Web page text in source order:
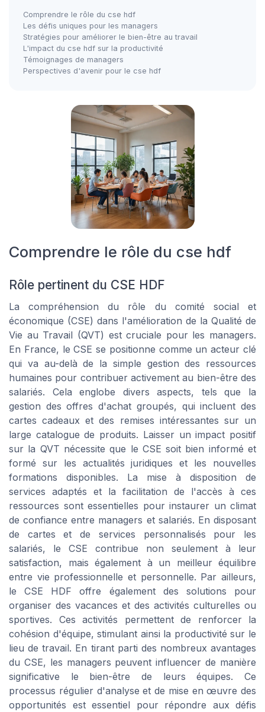
Comprendre le rôle du cse hdf
Les défis uniques pour les managers
Stratégies pour améliorer le bien-être au travail
L'impact du cse hdf sur la productivité
Témoignages de managers
Perspectives d'avenir pour le cse hdf
Comprendre le rôle du cse hdf
Rôle pertinent du CSE HDF
La compréhension du rôle du comité social et
économique (CSE) dans l'amélioration de la Qualité de
Vie au Travail (QVT) est cruciale pour les managers.
En France, le CSE se positionne comme un acteur clé
qui va au-delà de la simple gestion des ressources
humaines pour contribuer activement au bien-être des
salariés. Cela englobe divers aspects, tels que la
gestion des offres d'achat groupés, qui incluent des
cartes cadeaux et des remises intéressantes sur un
large catalogue de produits. Laisser un impact positif
sur la QVT nécessite que le CSE soit bien informé et
formé sur les actualités juridiques et les nouvelles
formations disponibles. La mise à disposition de
services adaptés et la facilitation de l'accès à ces
ressources sont essentielles pour instaurer un climat
de confiance entre managers et salariés. En disposant
de cartes et de services personnalisés pour les
salariés, le CSE contribue non seulement à leur
satisfaction, mais également à un meilleur équilibre
entre vie professionnelle et personnelle. Par ailleurs,
le CSE HDF offre également des solutions pour
organiser des vacances et des activités culturelles ou
sportives. Ces activités permettent de renforcer la
cohésion d'équipe, stimulant ainsi la productivité sur le
lieu de travail. En tirant parti des nombreux avantages
du CSE, les managers peuvent influencer de manière
significative le bien-être de leurs équipes. Ce
processus régulier d'analyse et de mise en œuvre des
opportunités est essentiel pour répondre aux défis